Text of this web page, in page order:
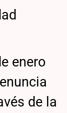
enero
de la